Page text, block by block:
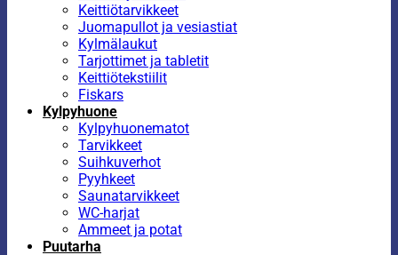
Keittiötarvikkeet
Juomapullot ja vesiastiat
Kylmälaukut
Tarjottimet ja tabletit
Keittiötekstiilit
Fiskars
Kylpyhuone
Kylpyhuonematot
Tarvikkeet
Suihkuverhot
Pyyhkeet
Saunatarvikkeet
WC-harjat
Ammeet ja potat
Puutarha